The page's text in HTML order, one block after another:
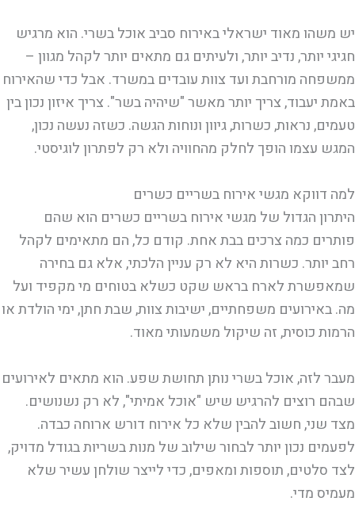
יש משהו מאוד ישראלי באירוח סביב אוכל בשרי. הוא מרגיש
חגיגי יותר, נדיב יותר, ולעיתים גם מתאים יותר לקהל מגוון –
ממשפחה מורחבת ועד צוות עובדים במשרד. אבל כדי שהאירוח
באמת יעבוד, צריך יותר מאשר "שיהיה בשר". צריך איזון נכון בין
טעמים, נראות, כשרות, גיוון ונוחות הגשה. כשזה נעשה נכון,
המגש עצמו הופך לחלק מהחוויה ולא רק לפתרון לוגיסטי.
למה דווקא מגשי אירוח בשריים כשרים
היתרון הגדול של מגשי אירוח בשריים כשרים הוא שהם
פותרים כמה צרכים בבת אחת. קודם כל, הם מתאימים לקהל
רחב יותר. כשרות היא לא רק עניין הלכתי, אלא גם בחירה
שמאפשרת לארח בראש שקט כשלא בטוחים מי מקפיד ועל
מה. באירועים משפחתיים, ישיבות צוות, שבת חתן, ימי הולדת או
הרמות כוסית, זה שיקול משמעותי מאוד.
מעבר לזה, אוכל בשרי נותן תחושת שפע. הוא מתאים לאירועים
שבהם רוצים להרגיש שיש "אוכל אמיתי", לא רק נשנושים.
מצד שני, חשוב להבין שלא כל אירוח דורש ארוחה כבדה.
לפעמים נכון יותר לבחור שילוב של מנות בשריות בגודל מדויק,
לצד סלטים, תוספות ומאפים, כדי לייצר שולחן עשיר שלא
מעמיס מדי.